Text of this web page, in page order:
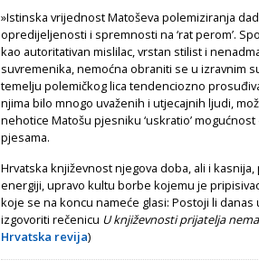
»Istinska vrijednost Matoševa polemiziranja
opredijeljenosti i spremnosti na ‘rat perom’.
kao autoritativan mislilac, vrstan stilist i
suvremenika, nemoćna obraniti se u izravnim
temelju polemičkog lica tendenciozno
njima bilo mnogo uvaženih i utjecajnih ljudi,
nehotice Matošu pjesniku ‘uskratio’
pjesama.
Hrvatska književnost njegova doba, ali i
energiji, upravo kultu borbe kojemu je
koje se na koncu nameće glasi: Postoji li
izgovoriti rečenicu U književnosti prijatelja
Hrvatska revija)